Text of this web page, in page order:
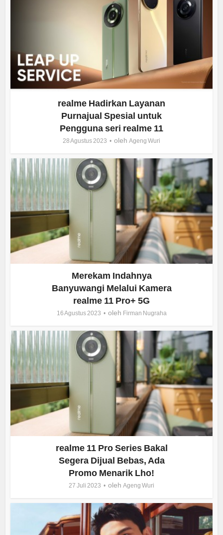
realme Hadirkan Layanan
Purnajual Spesial untuk
Pengguna seri realme 11
28 Agustus 2023 oleh Ageng Wuri
Merekam Indahnya
Banyuwangi Melalui Kamera
realme 11 Pro+ 5G
16 Agustus 2023 oleh Firman Nugraha
realme 11 Pro Series Bakal
Segera Dijual Bebas, Ada
Promo Menarik Lho!
27 Juli 2023 oleh Ageng Wuri